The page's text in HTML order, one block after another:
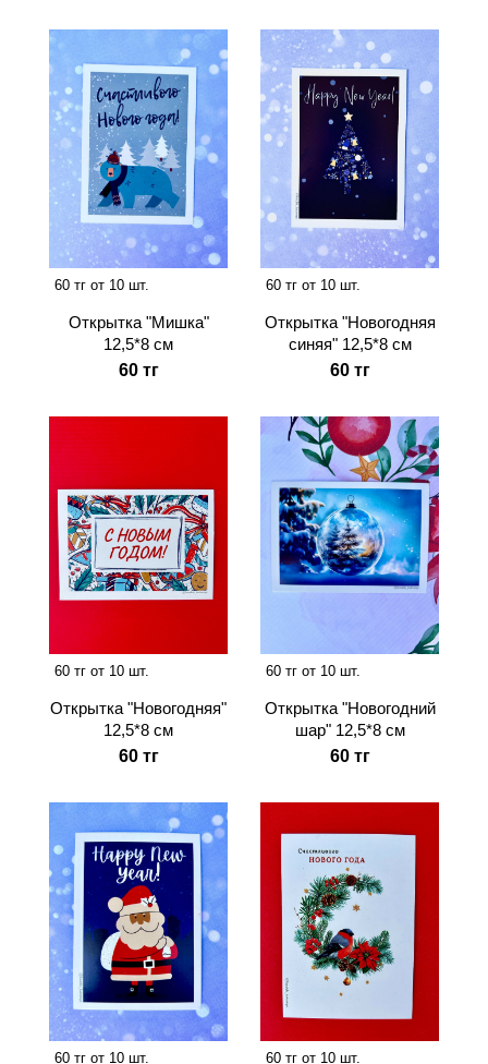
60 тг от 10 шт.
Открытка "Мишка"
12,5*8 см
60 тг
60 тг от 10 шт.
Открытка "Новогодняя
синяя" 12,5*8 см
60 тг
60 тг от 10 шт.
Открытка "Новогодняя"
12,5*8 см
60 тг
60 тг от 10 шт.
Открытка "Новогодний
шар" 12,5*8 см
60 тг
60 тг от 10 шт. 60 тг от 10 шт.